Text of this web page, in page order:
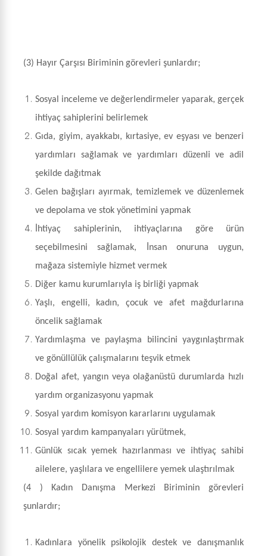
(3) Hayır Çarşısı Biriminin görevleri şunlardır;
Sosyal inceleme ve değerlendirmeler yaparak, gerçek
ihtiyaç sahiplerini belirlemek
Gıda, giyim, ayakkabı, kırtasiye, ev eşyası ve benzeri
yardımları sağlamak ve yardımları düzenli ve adil
şekilde dağıtmak
Gelen bağışları ayırmak, temizlemek ve düzenlemek
ve depolama ve stok yönetimini yapmak
İhtiyaç sahiplerinin, ihtiyaçlarına göre ürün
seçebilmesini sağlamak, İnsan onuruna uygun,
mağaza sistemiyle hizmet vermek
Diğer kamu kurumlarıyla iş birliği yapmak
Yaşlı, engelli, kadın, çocuk ve afet mağdurlarına
öncelik sağlamak
Yardımlaşma ve paylaşma bilincini yaygınlaştırmak
ve gönüllülük çalışmalarını teşvik etmek
Doğal afet, yangın veya olağanüstü durumlarda hızlı
yardım organizasyonu yapmak
Sosyal yardım komisyon kararlarını uygulamak
Sosyal yardım kampanyaları yürütmek,
Günlük sıcak yemek hazırlanması ve ihtiyaç sahibi
ailelere, yaşlılara ve engellilere yemek ulaştırılmak
(4 )
Kadın Danışma Merkezi Biriminin görevleri
şunlardır;
Kadınlara yönelik psikolojik destek ve danışmanlık